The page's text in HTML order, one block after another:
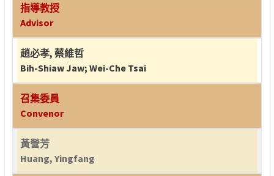
指導教授
Advisor
趙必孝, 蔡維哲
Bih-Shiaw Jaw; Wei-Che Tsai
召集委員
Convenor
黃營芳
Huang, Yingfang